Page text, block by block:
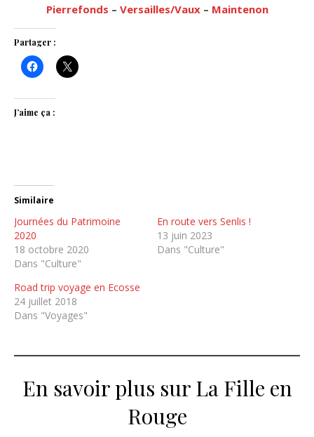
Pierrefonds – Versailles/Vaux– Maintenon
Partager :
J’aime ça :
Similaire
Journées du Patrimoine
2020
18 octobre 2020
Dans "Culture"
En route vers Senlis !
13 juin 2023
Dans "Culture"
Road trip voyage en Ecosse
24 juillet 2018
Dans "Voyages"
En savoir plus sur La Fille en
Rouge